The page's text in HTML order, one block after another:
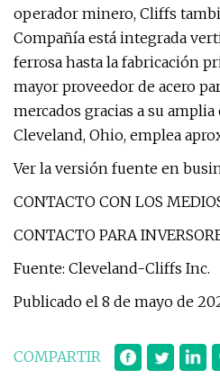
operador minero, Cliffs
Compañía está integrada
ferrosa hasta la fabricación
mayor proveedor de acero
mercados gracias a su
Cleveland, Ohio, emplea
Ver la versión fuente en
CONTACTO CON LOS
CONTACTO PARA
Fuente: Cleveland-Cliffs Inc.
Publicado el 8 de mayo de
COMPARTIR